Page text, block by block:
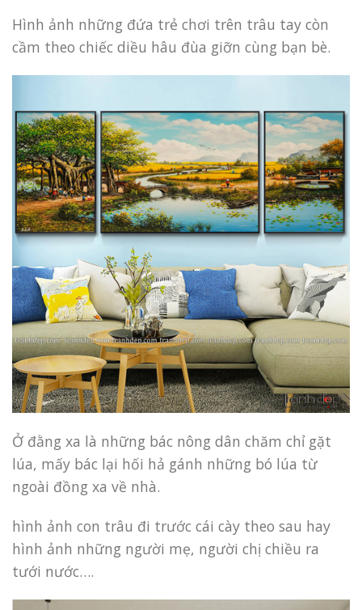
Hình ảnh những đứa trẻ chơi trên trâu tay còn
cầm theo chiếc diều hâu đùa giỡn cùng bạn bè.
Ở đằng xa là những bác nông dân chăm chỉ gặt
lúa, mấy bác lại hối hả gánh những bó lúa từ
ngoài đồng xa về nhà.
hình ảnh con trâu đi trước cái cày theo sau hay
hình ảnh những người mẹ, người chị chiều ra
tưới nước….